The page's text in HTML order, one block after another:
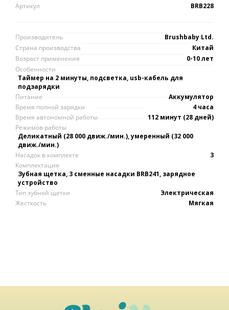
Артикул BRB228
Производитель
Brushbaby Ltd.
Страна производства
Китай
Возраст применения
0-10 лет
Особенности
Таймер на 2 минуты, подсветка, usb-кабель для
подзарядки
Питание
Аккумулятор
Время полной зарядки
4 часа
Время автономной работы
112 минут (28 дней)
Режимов работы
Деликатный (28 000 движ./мин.), умеренный (32 000
движ./мин.)
Насадок в комплекте
3
Комплектация
Зубная щетка, 3 сменные насадки BRB241, зарядное
устройство
Тип зубной щетки
Электрическая
Жесткость
Мягкая